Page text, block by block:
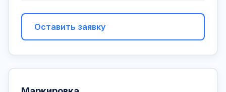
Оставить заявку